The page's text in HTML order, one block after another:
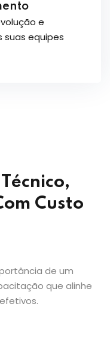
e
equipes
Custo
de um
que alinhe